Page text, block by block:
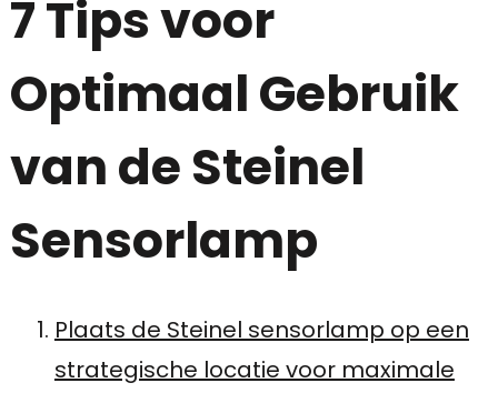
7 Tips voor
Optimaal Gebruik
van de Steinel
Sensorlamp
Plaats de Steinel sensorlamp op een
strategische locatie voor maximale